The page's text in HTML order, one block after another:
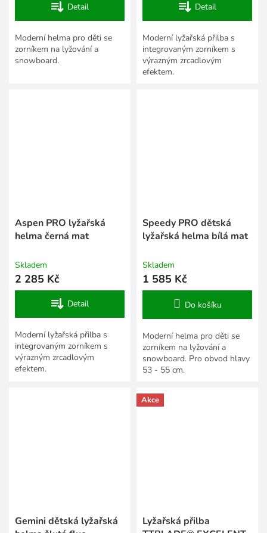
Detail
Moderní helma pro děti se
zorníkem na lyžování a
snowboard.
Detail
Moderní lyžařská přilba s
integrovaným zorníkem s
výrazným zrcadlovým
efektem.
Aspen PRO lyžařská
helma černá mat
Skladem
2 285 Kč
Detail
Moderní lyžařská přilba s
integrovaným zorníkem s
výrazným zrcadlovým
efektem.
Speedy PRO dětská
lyžařská helma bílá mat
Skladem
1 585 Kč
Do košíku
Moderní helma pro děti se
zorníkem na lyžování a
snowboard. Pro obvod hlavy
53 - 55 cm.
Gemini dětská lyžařská
Akce
Lyžařská přilba